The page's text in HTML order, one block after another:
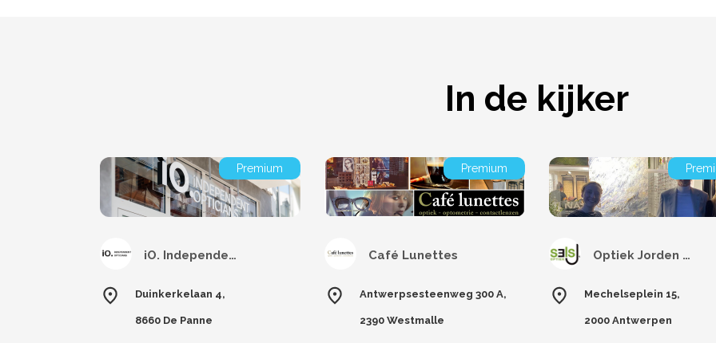
In de kijker
Premium
iO. Independent Opticians De Panne
Duinkerkelaan 4,
8660 De Panne
Premium
Café Lunettes
Antwerpsesteenweg 300 A,
2390 Westmalle
Optiek Jorden Sels
Mechelseplein 15,
2000 Antwerpen